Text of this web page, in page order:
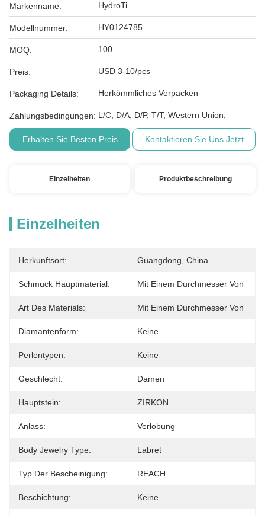
Markenname: HydroTi
Modellnummer: HY0124785
MOQ: 100
Preis: USD 3-10/pcs
Packaging Details: Herkömmliches Verpacken
Zahlungsbedingungen: L/C, D/A, D/P, T/T, Western Union,
Erhalten Sie Besten Preis Kontaktieren Sie Uns Jetzt
Einzelheiten Produktbeschreibung
Einzelheiten
Herkunftsort: Guangdong, China
Schmuck Hauptmaterial: Mit Einem Durchmesser Von
Art Des Materials: Mit Einem Durchmesser Von
Diamantenform: Keine
Perlentypen: Keine
Geschlecht: Damen
Hauptstein: ZIRKON
Anlass: Verlobung
Body Jewelry Type: Labret
Typ Der Bescheinigung: REACH
Beschichtung: Keine